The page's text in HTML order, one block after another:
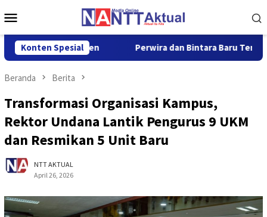
ke
Mobile
Konten Spesial
5,01 Persen Perwira dan Bintara Baru Terima
Beranda Berita
Transformasi Organisasi Kampus,
Rektor Undana Lantik Pengurus 9 UKM
dan Resmikan 5 Unit Baru
NTT AKTUAL
April 26, 2026